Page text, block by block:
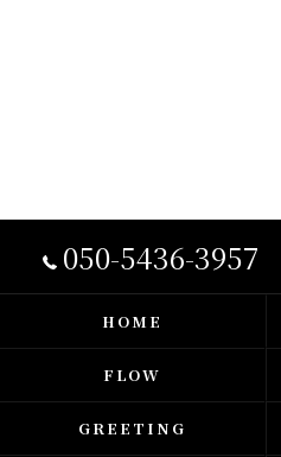
050-5436-3957
HOME
FLOW
GREETING